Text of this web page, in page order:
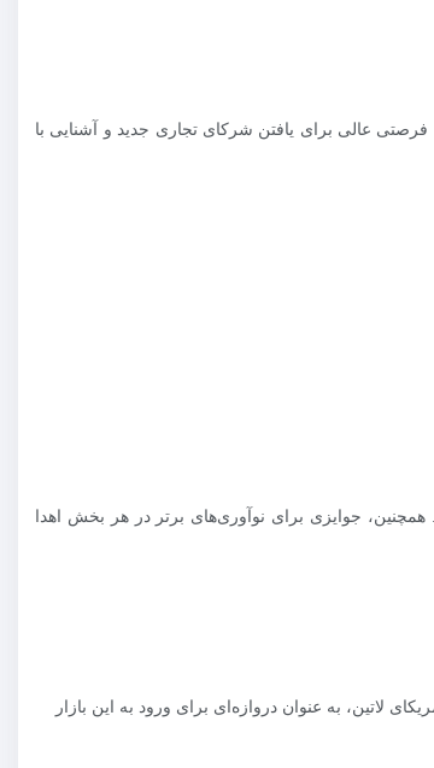
عالی برای یافتن شرکای تجاری جدید و آشنایی با
جوایزی برای نوآوری‌های برتر در هر بخش اهدا
لاتین، به عنوان دروازه‌ای برای ورود به این بازار